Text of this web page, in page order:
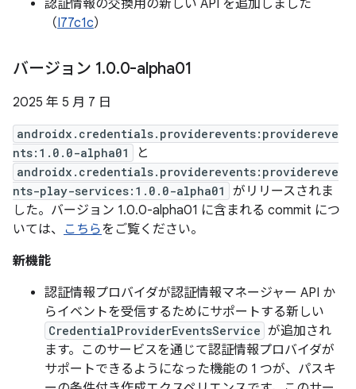
認証情報の交換用の新しい API を追加しました
（I77c1c）
バージョン 1.0.0-alpha01
2025 年 5 月 7 日
androidx.credentials.providerevents:providereve
nts:1.0.0-alpha01
と
androidx.credentials.providerevents:providereve
nts-play-services:1.0.0-alpha01
がリリースされま
した。バージョン 1.0.0-alpha01 に含まれる commit につ
いては、 こちらをご覧ください。
新機能
認証情報プロバイダが認証情報マネージャー API か
らイベントを受信するためにサポートする新しい
CredentialProviderEventsService が追加され
ます。このサービスを通じて認証情報プロバイダが
サポートできるようになった機能の 1 つが、パスキ